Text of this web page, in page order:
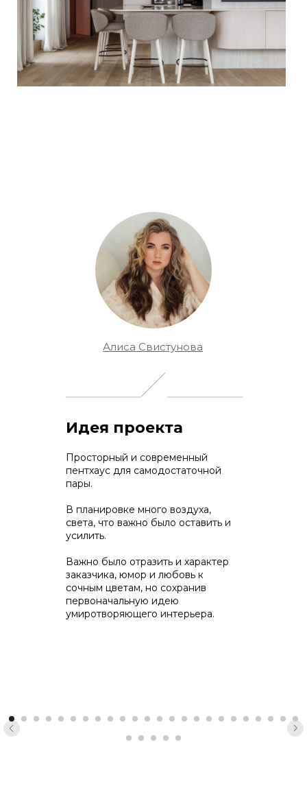
Идея проекта
Просторный и современный
пентхаус для самодостаточной
пары.
В планировке много воздуха,
света, что важно было оставить и
усилить.
Важно было отразить и характер
заказчика, юмор и любовь к
сочным цветам, но сохранив
первоначальную идею
умиротворяющего интерьера.
Алиса Свистунова